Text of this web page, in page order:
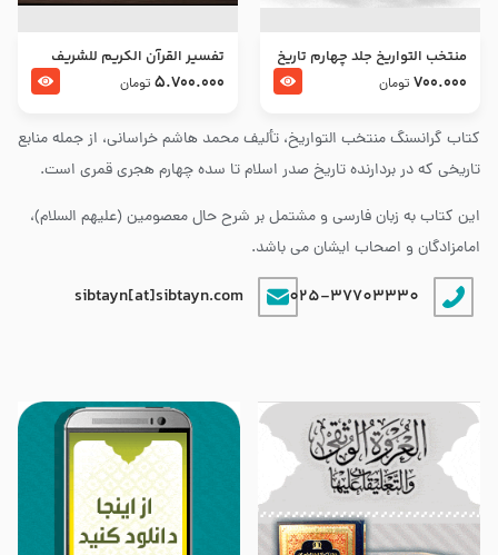
کتاب گرانسنگ منتخب التواريخ، تألیف محمد هاشم خراسانی، از جمله منابع
تاریخی که در بردارنده تاریخ صدر اسلام تا سده چهارم هجری قمری است.
این کتاب به زبان فارسی و مشتمل بر شرح حال معصومین (علیهم السلام)،
امامزادگان و اصحاب ایشان می باشد.
025-37703330
sibtayn[at]sibtayn.com
منتخب التواریخ جلد چهارم تاریخ
امام زین العابدین و امام محمد
700.000 تومان
تفسير القرآن الكريم للشريف
المرتضي قدس سرّه
5.700.000 تومان